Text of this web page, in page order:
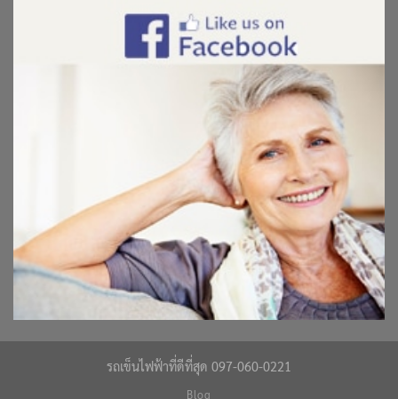
รถเข็นไฟฟ้าที่ดีที่สุด 097-060-0221
Blog